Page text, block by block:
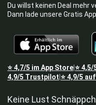
Du willst keinen Deal mehr
Dann lade unsere Gratis
⭐4,7/5 im App Store⭐4,5/
4,9/5 Trustpilot ⭐4,9/5
Keine Lust